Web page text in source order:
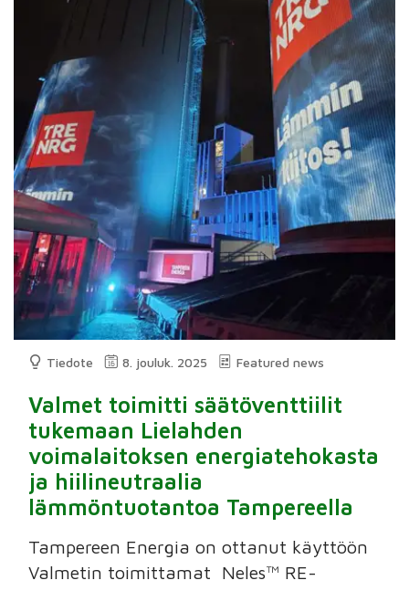
Tiedote 8. jouluk. 2025 Featured news
Valmet toimitti säätöventtiilit
tukemaan Lielahden
voimalaitoksen energiatehokasta
ja hiilineutraalia
lämmöntuotantoa Tampereella
Tampereen Energia on ottanut käyttöön
Valmetin toimittamat Neles™ RE-